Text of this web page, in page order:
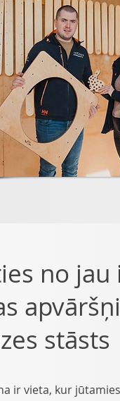
no
stāsts
ir vieta, kur